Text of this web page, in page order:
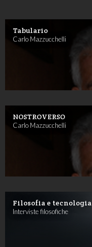
Tabulario
Carlo Mazzucchelli
NOSTROVERSO
Carlo Mazzucchelli
Filosofia e tecnologia
Interviste filosofiche